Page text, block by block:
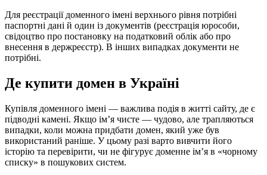
Для реєстрації доменного імені верхнього рівня потрібні
паспортні дані й один із документів (реєстрація юрособи,
свідоцтво про постановку на податковий облік або про
внесення в держреєстр). В інших випадках документи не
потрібні.
Де купити домен в Україні
Купівля доменного імені — важлива подія в житті сайту, де є
підводні камені. Якщо ім’я чисте — чудово, але трапляються
випадки, коли можна придбати домен, який уже був
використаний раніше. У цьому разі варто вивчити його
історію та перевірити, чи не фігурує доменне ім’я в «чорному
списку» в пошукових систем.